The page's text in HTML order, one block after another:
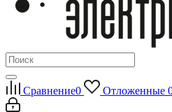
Сравнение0 Отложенные